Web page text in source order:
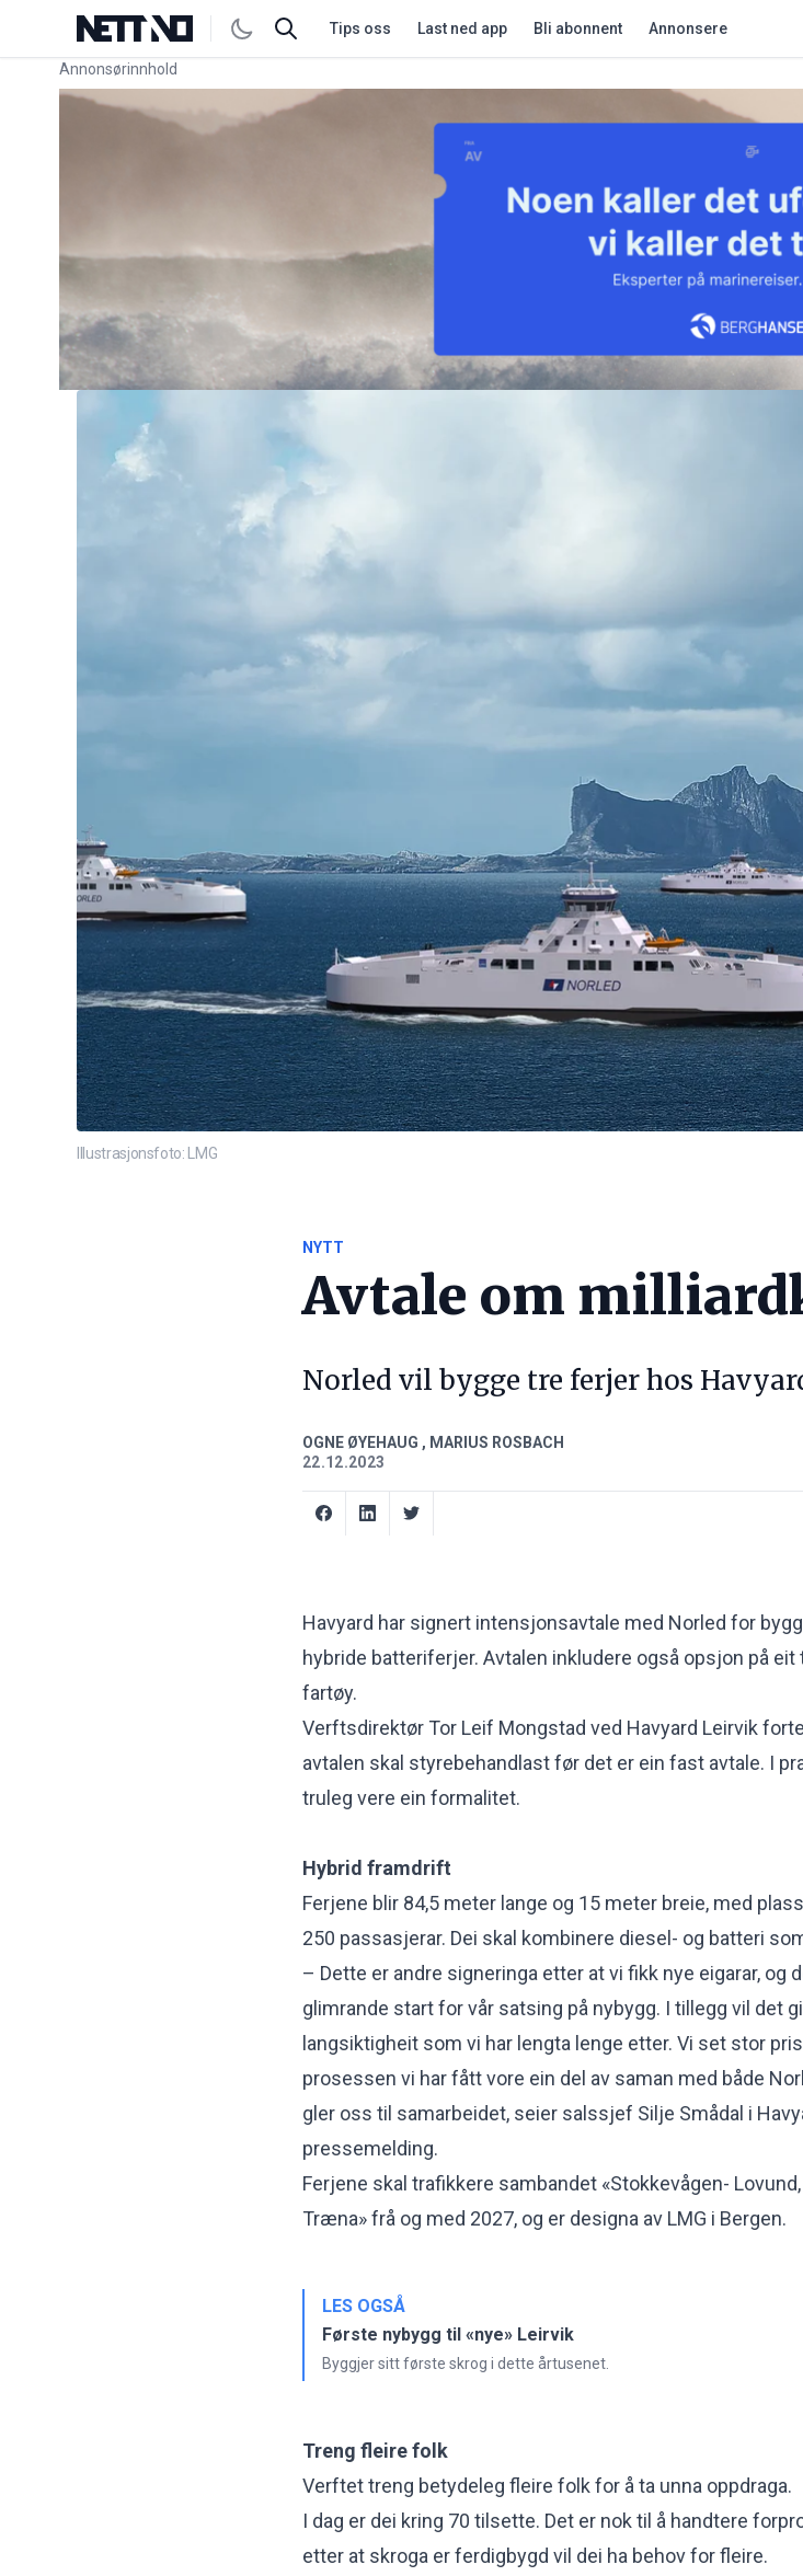
Tips oss Last ned app Bli abonnent Annonsere
Annonsørinnhold
Link for annonse
Illustrasjonsfoto: LMG
NYTT
Avtale om
Norled vil bygge tre ferjer hos
OGNE ØYEHAUG , MARIUS ROSBACH
22.12.2023
Havyard har signert intensjonsavtale med Norled for
hybride batteriferjer. Avtalen inkludere også opsjon på eit
fartøy.
Verftsdirektør Tor Leif Mongstad ved Havyard Leirvik
avtalen skal styrebehandlast før det er ein fast avtale. I
truleg vere ein formalitet.
Hybrid framdrift
Ferjene blir 84,5 meter lange og 15 meter breie, med
250 passasjerar. Dei skal kombinere diesel- og batteri
– Dette er andre signeringa etter at vi fikk nye eigarar, og
glimrande start for vår satsing på nybygg. I tillegg vil det
langsiktigheit som vi har lengta lenge etter. Vi set stor
prosessen vi har fått vore ein del av saman med både
gler oss til samarbeidet, seier salssjef Silje Smådal i
pressemelding.
Ferjene skal trafikkere sambandet «Stokkevågen-
Træna» frå og med 2027, og er designa av LMG i Bergen.
LES OGSÅ
Første nybygg til «nye» Leirvik
Byggjer sitt første skrog i dette årtusenet.
Treng fleire folk
Verftet treng betydeleg fleire folk for å ta unna oppdraga.
I dag er dei kring 70 tilsette. Det er nok til å handtere
etter at skroga er ferdigbygd vil dei ha behov for fleire.